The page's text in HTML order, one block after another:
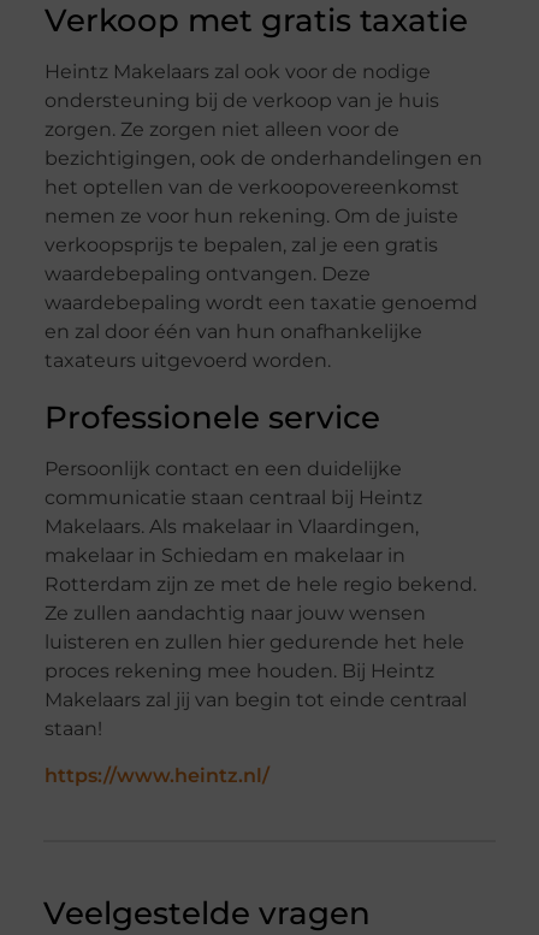
Verkoop met gratis taxatie
Heintz Makelaars zal ook voor de nodige
ondersteuning bij de verkoop van je huis
zorgen. Ze zorgen niet alleen voor de
bezichtigingen, ook de onderhandelingen en
het optellen van de verkoopovereenkomst
nemen ze voor hun rekening. Om de juiste
verkoopsprijs te bepalen, zal je een gratis
waardebepaling ontvangen. Deze
waardebepaling wordt een taxatie genoemd
en zal door één van hun onafhankelijke
taxateurs uitgevoerd worden.
Professionele service
Persoonlijk contact en een duidelijke
communicatie staan centraal bij Heintz
Makelaars. Als makelaar in Vlaardingen,
makelaar in Schiedam en makelaar in
Rotterdam zijn ze met de hele regio bekend.
Ze zullen aandachtig naar jouw wensen
luisteren en zullen hier gedurende het hele
proces rekening mee houden. Bij Heintz
Makelaars zal jij van begin tot einde centraal
staan!
https://www.heintz.nl/
Veelgestelde vragen